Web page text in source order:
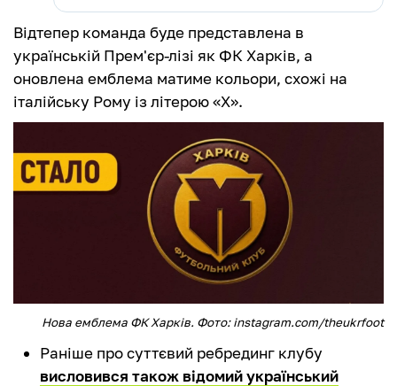
Відтепер команда буде представлена в
українській Прем'єр-лізі як ФК Харків, а
оновлена емблема матиме кольори, схожі на
італійську Рому із літерою «Х».
Нова емблема ФК Харків. Фото: instagram.com/theukrfoot
Раніше про суттєвий ребрединг клубу
висловився також відомий український